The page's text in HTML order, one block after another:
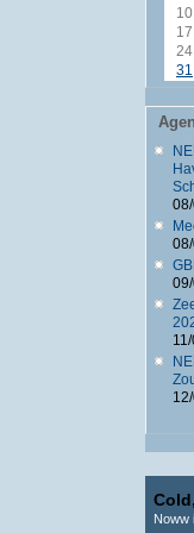
10
17
24
31
Noww